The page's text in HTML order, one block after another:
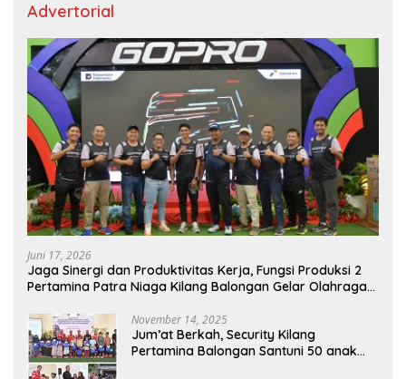
Advertorial
Juni 17, 2026
Jaga Sinergi dan Produktivitas Kerja, Fungsi Produksi 2
Pertamina Patra Niaga Kilang Balongan Gelar Olahraga
November 14, 2025
Jum’at Berkah, Security Kilang
Pertamina Balongan Santuni 50 anak